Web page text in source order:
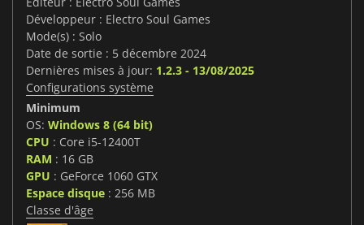
Développeur : Electro Soul Games
Mode(s) : Solo
Date de sortie : 5 décembre 2024
Dernières mises à jour: 1.2.3 - 13/08/2025
Configurations système
Minimum
OS: Windows 8 (64 bit)
CPU : Core i5-12400T
RAM : 16 GB
GPU : GeForce 1060 GTX
Espace disque : 256 MB
Classe d'âge